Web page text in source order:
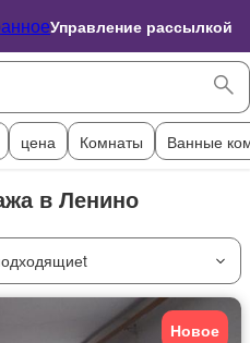
Управление рассылкой
цена Комнаты Ванные
в Ленино
Новое